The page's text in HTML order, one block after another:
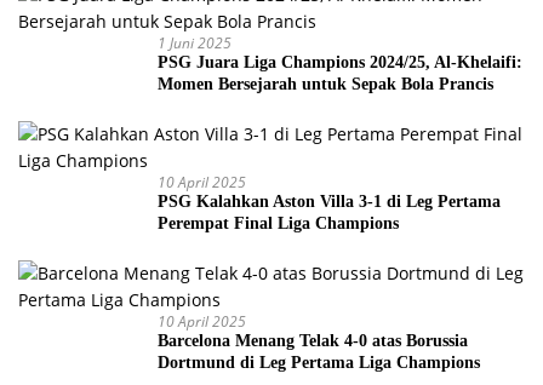
1 Juni 2025
PSG Juara Liga Champions 2024/25, Al-Khelaifi:
Momen Bersejarah untuk Sepak Bola Prancis
10 April 2025
PSG Kalahkan Aston Villa 3-1 di Leg Pertama
Perempat Final Liga Champions
10 April 2025
Barcelona Menang Telak 4-0 atas Borussia
Dortmund di Leg Pertama Liga Champions